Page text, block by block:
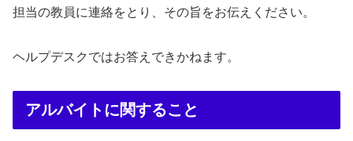
担当の教員に連絡をとり、その旨をお伝えください。
ヘルプデスクではお答えできかねます。
アルバイトに関すること